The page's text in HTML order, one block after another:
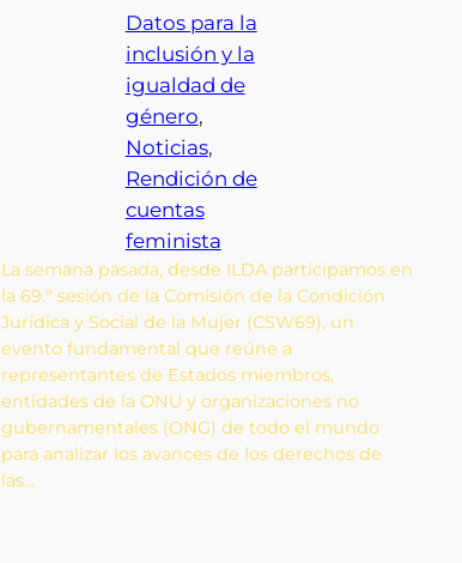
Datos para la
inclusión y la
igualdad de
género
Noticias
Rendición de
cuentas
feminista
La semana pasada, desde ILDA participamos en
la 69.ª sesión de la Comisión de la Condición
Jurídica y Social de la Mujer (CSW69), un
evento fundamental que reúne a
representantes de Estados miembros,
entidades de la ONU y organizaciones no
gubernamentales (ONG) de todo el mundo
para analizar los avances de los derechos de
las…